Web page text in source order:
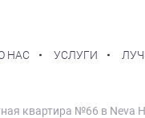
НАС УСЛУГИ
квартира №66 в Neva